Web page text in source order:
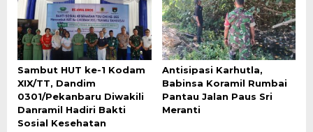
Sambut HUT ke-1 Kodam
XIX/TT, Dandim
0301/Pekanbaru Diwakili
Danramil Hadiri Bakti
Sosial Kesehatan
Antisipasi Karhutla,
Babinsa Koramil Rumbai
Pantau Jalan Paus Sri
Meranti